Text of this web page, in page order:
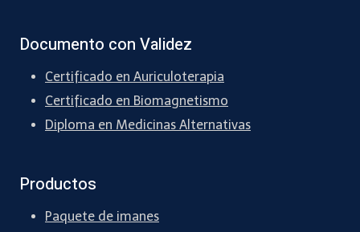
Documento con Validez
Certificado en Auriculoterapia
Certificado en Biomagnetismo
Diploma en Medicinas Alternativas
Productos
Paquete de imanes